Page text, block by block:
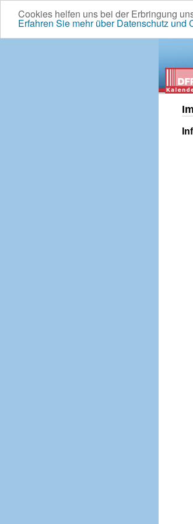
Cookies helfen uns bei der Erbringung
Erfahren Sie mehr über Datenschutz und